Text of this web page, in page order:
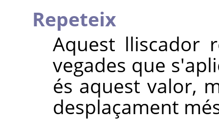
Repeteix
Aquest lliscador
vegades que
és aquest valor,
desplaçament